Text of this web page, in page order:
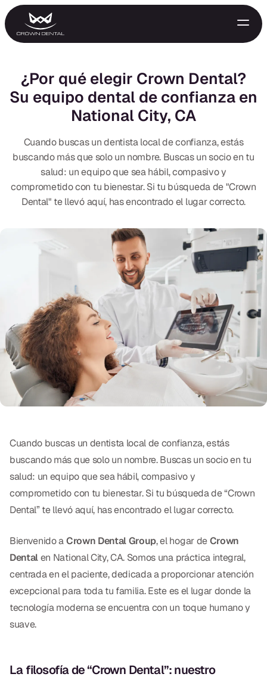
GENERAL
Tratamiento de Emergencia
Extracciones
Protectores Nocturnos
Tratamiento Periodontal
Programa Preventivo
Tratamiento de Conducto
Protectores Bucales Deportivos
All-on-4
All-on-6
Coronas y Fundas
Puentes Dentales
Empastes Dentales
Dentaduras
Implantes Dentales
Dentaduras en el Mismo Día
Reparaciones el Mismo Día
¿Por qué elegir Crown Dental?
Su equipo dental de confianza en
National City, CA
Cuando buscas un dentista local de confianza, estás
buscando más que solo un nombre. Buscas un socio en tu
salud: un equipo que sea hábil, compasivo y
comprometido con tu bienestar. Si tu búsqueda de "Crown
Dental" te llevó aquí, has encontrado el lugar correcto.
Cuando buscas un dentista local de confianza, estás
buscando más que solo un nombre. Buscas un socio en tu
salud: un equipo que sea hábil, compasivo y
comprometido con tu bienestar. Si tu búsqueda de “Crown
Dental” te llevó aquí, has encontrado el lugar correcto.
Bienvenido aCrown Dental Group, el hogar deCrown
Dentalen National City, CA. Somos una práctica integral,
centrada en el paciente, dedicada a proporcionar atención
excepcional para toda tu familia. Este es el lugar donde la
tecnología moderna se encuentra con un toque humano y
suave.
La filosofía de “Crown Dental”: nuestro